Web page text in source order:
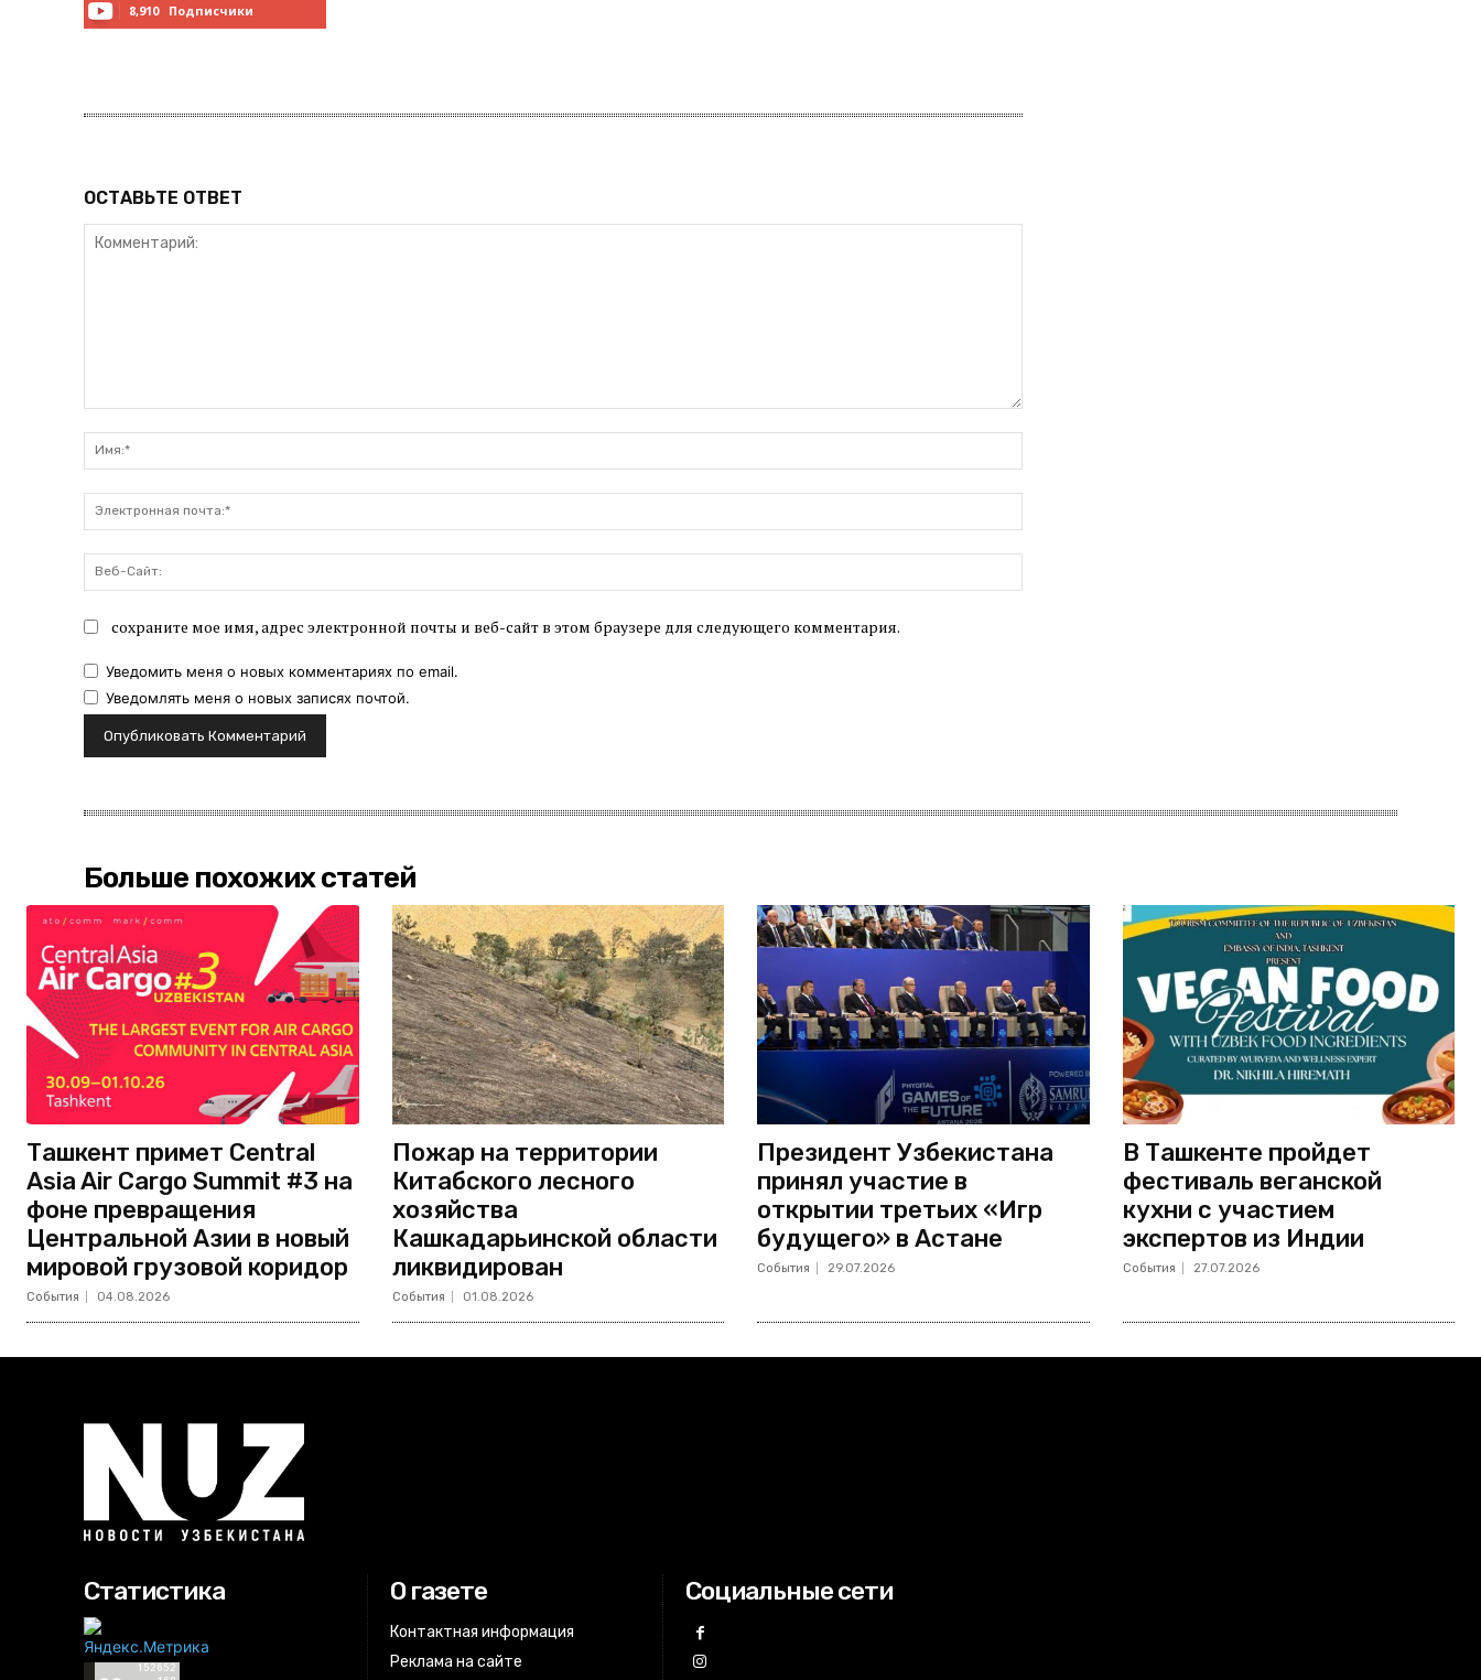
8,910 Подписчики
ОСТАВЬТЕ ОТВЕТ
почта:*
Сайт:
сохраните мое имя, адрес электронной почты и веб-сайт в этом браузере для следующего комментария.
Уведомить меня о новых комментариях по email.
Уведомлять меня о новых записях почтой.
Больше похожих статей
Ташкент примет Central
Asia Air Cargo Summit #3 на
фоне превращения
Центральной Азии в новый
мировой грузовой коридор
События 04.08.2026
Пожар на территории
Китабского лесного
хозяйства
Кашкадарьинской области
ликвидирован
События 01.08.2026
Президент Узбекистана
принял участие в
открытии третьих «Игр
будущего» в Астане
События 29.07.2026
В Ташкенте пройдет
фестиваль веганской
кухни с участием
экспертов из Индии
События 27.07.2026
Статистика О газете
Контактная информация
Реклама на сайте
Социальные сети